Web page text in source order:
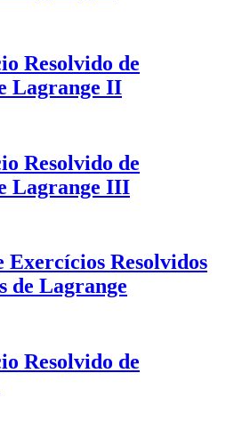
Resolvido de
Lagrange II
Resolvido de
Lagrange III
Exercícios Resolvidos
de Lagrange
Resolvido de